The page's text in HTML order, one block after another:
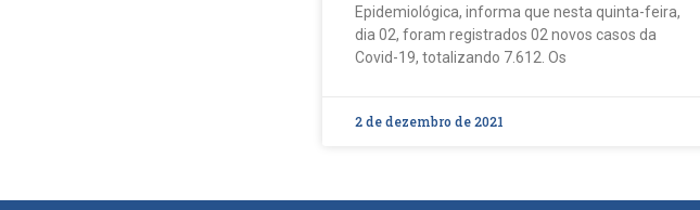
Epidemiológica, informa que nesta quinta-feira,
dia 02, foram registrados 02 novos casos da
Covid-19, totalizando 7.612. Os
2 de dezembro de 2021